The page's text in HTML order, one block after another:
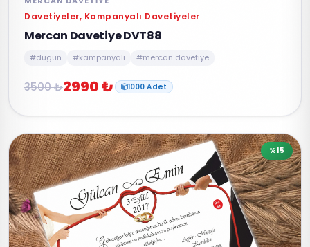
Davetiyeler, Kampanyalı Davetiyeler
Mercan Davetiye DVT88
#dugun #kampanyali #mercan davetiye
3500 ₺2990 ₺ 1000 Adet
%15